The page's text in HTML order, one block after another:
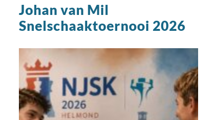
Johan van Mil
Snelschaaktoernooi 2026